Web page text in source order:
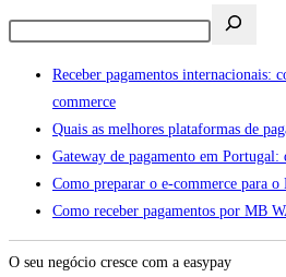
Receber pagamentos internacionais:
commerce
Quais as melhores plataformas de
Gateway de pagamento em Portugal:
Como preparar o e-commerce para o
Como receber pagamentos por MB
O seu negócio cresce com a easypay